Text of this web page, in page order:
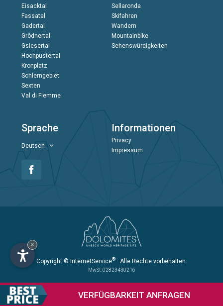
VERFÜGBARKEIT ANFRAGEN
Eisacktal
Fassatal
Gadertal
Grödnertal
Gsiesertal
Hochpustertal
Kronplatz
Schlerngebiet
Sexten
Val di Fiemme
Sellaronda
Skifahren
Wandern
Mountainbike
Sehenswürdigkeiten
Sprache
Deutsch
Informationen
Privacy
Impressum
Copyright © InternetService®· Alle Rechte vorbehalten.
MwSt: 02823430216
×